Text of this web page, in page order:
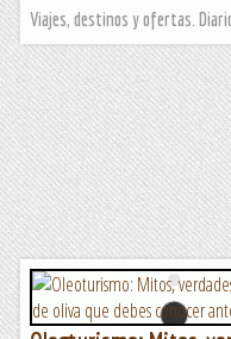
Viajes, destinos y ofertas.